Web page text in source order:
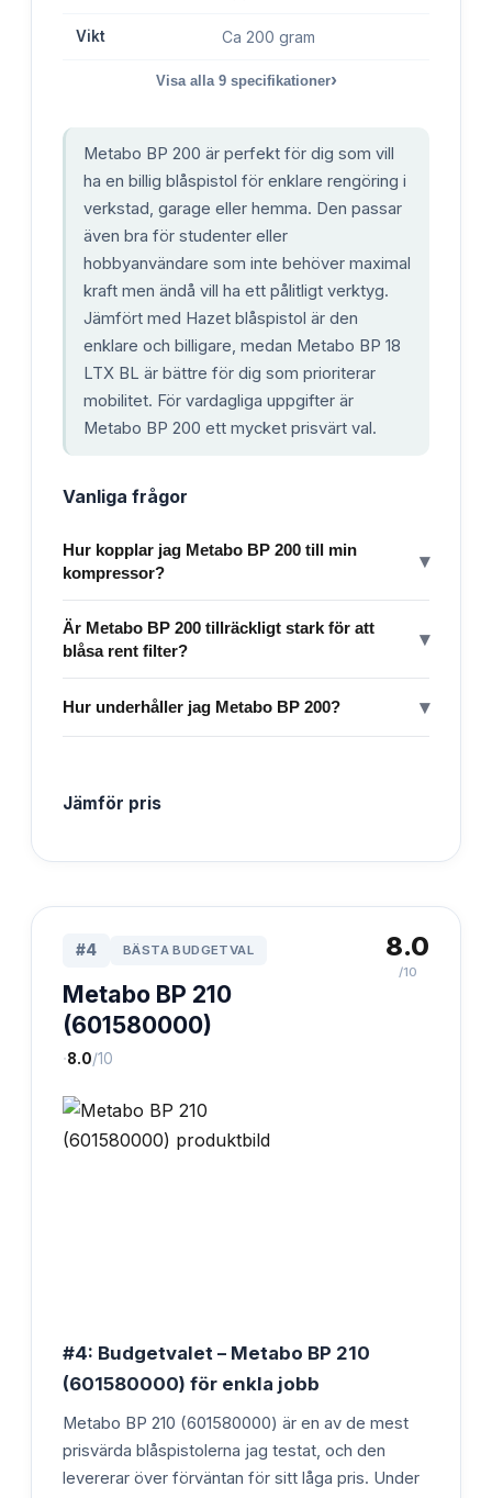
Vikt Ca 200 gram
Visa alla 9specifikationer›
Metabo BP 200 är perfekt för dig som vill
ha en billig blåspistol för enklare rengöring i
verkstad, garage eller hemma. Den passar
även bra för studenter eller
hobbyanvändare som inte behöver maximal
kraft men ändå vill ha ett pålitligt verktyg.
Jämfört med Hazet blåspistol är den
enklare och billigare, medan Metabo BP 18
LTX BL är bättre för dig som prioriterar
mobilitet. För vardagliga uppgifter är
Metabo BP 200 ett mycket prisvärt val.
Vanliga frågor
Hur kopplar jag Metabo BP 200 till min
kompressor?
▾
Är Metabo BP 200 tillräckligt stark för att
blåsa rent filter?
▾
Hur underhåller jag Metabo BP 200? ▾
Jämför pris
#4 BÄSTA BUDGETVAL
Metabo BP 210
(601580000)
·8.0/10
8.0
/10
#4: Budgetvalet – Metabo BP 210
(601580000) för enkla jobb
Metabo BP 210 (601580000) är en av de mest
prisvärda blåspistolerna jag testat, och den
levererar över förväntan för sitt låga pris. Under